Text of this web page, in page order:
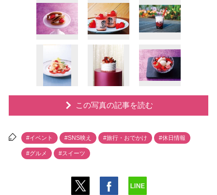
この写真の記事を読む
#イベント #SNS映え #旅行・おでかけ #休日情報
#グルメ #スイーツ